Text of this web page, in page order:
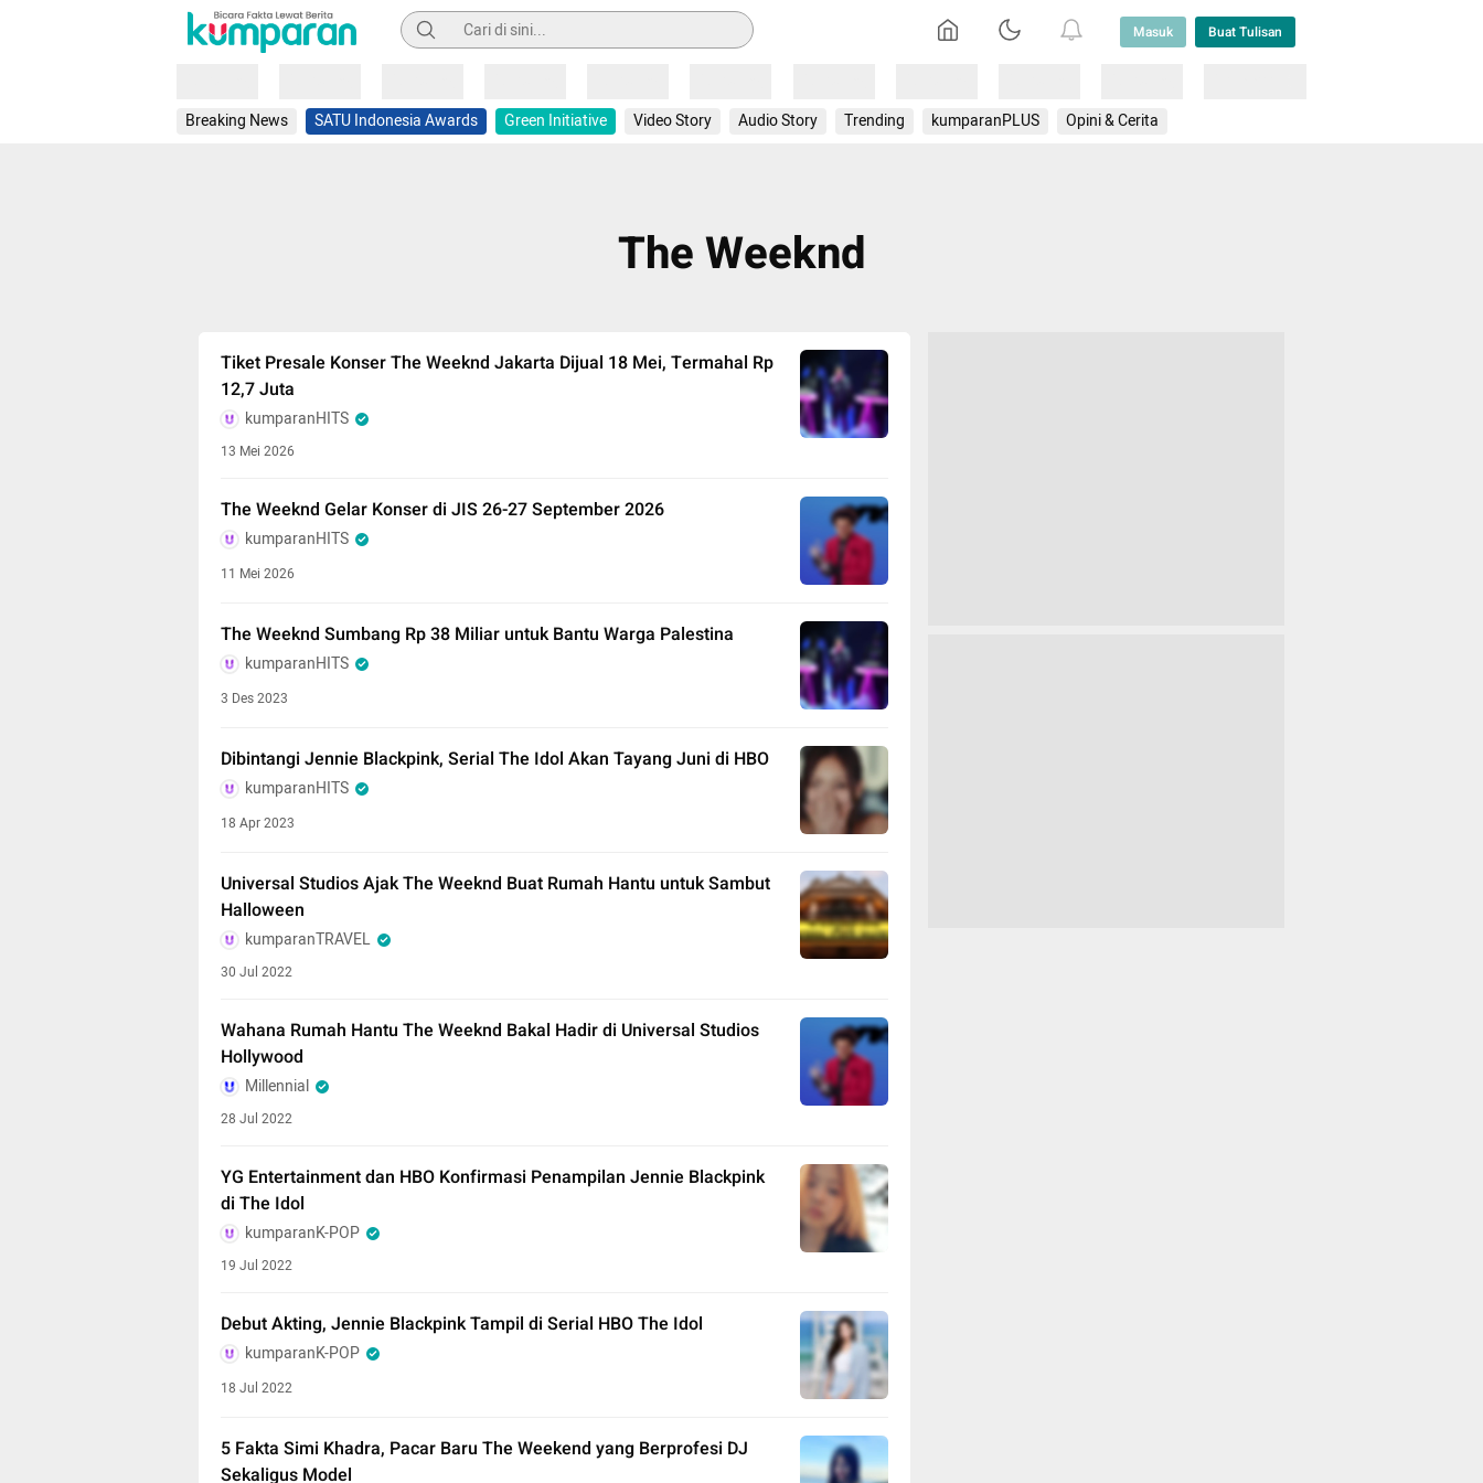
Pencarian Masuk Buat Tulisan
Breaking News SATU Indonesia Awards Green Initiative Video Story Audio Story Trending kumparanPLUS Opini & Cerita
The Weeknd
Tiket Presale Konser The Weeknd Jakarta Dijual 18 Mei, Termahal Rp
12,7 Juta
kumparanHITS
13 Mei 2026
The Weeknd Gelar Konser di JIS 26-27 September 2026
kumparanHITS
11 Mei 2026
The Weeknd Sumbang Rp 38 Miliar untuk Bantu Warga Palestina
kumparanHITS
3 Des 2023
Dibintangi Jennie Blackpink, Serial The Idol Akan Tayang Juni di HBO
kumparanHITS
18 Apr 2023
Universal Studios Ajak The Weeknd Buat Rumah Hantu untuk Sambut
Halloween
kumparanTRAVEL
30 Jul 2022
Wahana Rumah Hantu The Weeknd Bakal Hadir di Universal Studios
Hollywood
Millennial
28 Jul 2022
YG Entertainment dan HBO Konfirmasi Penampilan Jennie Blackpink
di The Idol
kumparanK-POP
19 Jul 2022
Debut Akting, Jennie Blackpink Tampil di Serial HBO The Idol
kumparanK-POP
18 Jul 2022
5 Fakta Simi Khadra, Pacar Baru The Weekend yang Berprofesi DJ
Sekaligus Model